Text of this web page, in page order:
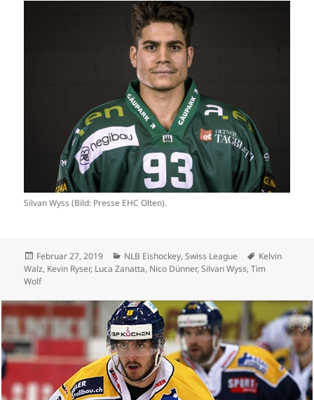
Silvan Wyss (Bild: Presse EHC Olten).
Veröffentlicht
am
Februar 27, 2019 Kategorien
NLB Eishockey,Swiss League Schlagwörter
Kelvin
Walz, Kevin Ryser, Luca Zanatta, Nico Dünner,Silvan Wyss,Tim
Wolf